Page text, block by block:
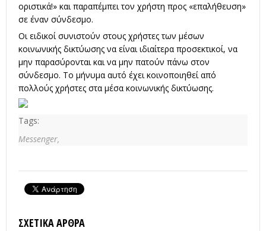
οριστικά!» και παραπέμπει τον χρήστη προς «επαλήθευση»
σε έναν σύνδεσμο.
Οι ειδικοί συνιστούν στους χρήστες των μέσων
κοινωνικής δικτύωσης να είναι ιδιαίτερα προσεκτικοί, να
μην παρασύρονται και να μην πατούν πάνω στον
σύνδεσμο. Το μήνυμα αυτό έχει κοινοποιηθεί από
πολλούς χρήστες στα μέσα κοινωνικής δικτύωσης.
Tags:
Messenger,
ΣΧΕΤΙΚΆ ΆΡΘΡΑ